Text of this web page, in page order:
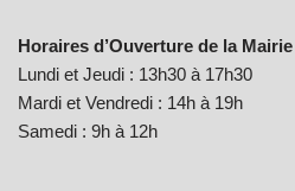
Horaires d’Ouverture de la Mairie
Lundi et Jeudi : 13h30 à 17h30
Mardi et Vendredi : 14h à 19h
Samedi : 9h à 12h